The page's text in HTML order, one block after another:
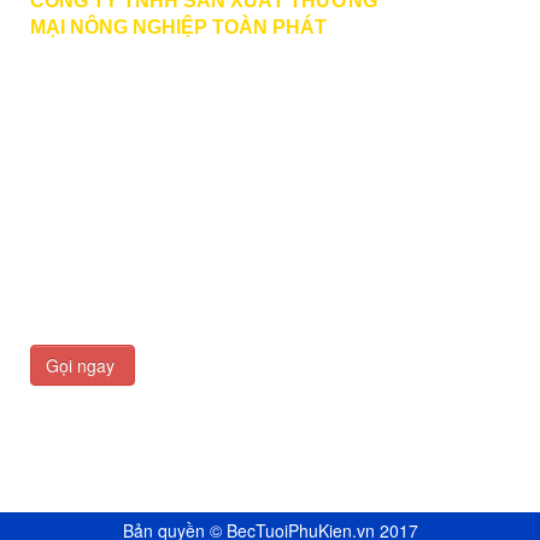
MẠI
NÔNG NGHIỆP TOÀN PHÁT
Gọi ngay
Bản quyền © BecTuoiPhuKien.vn 2017